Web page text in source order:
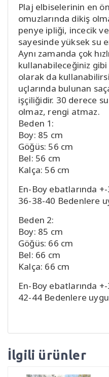
Plaj elbiselerinin en
omuzlarında dikiş
penye ipliği, incecik
sayesinde yüksek su
Aynı zamanda çok
kullanabileceğiniz gibi
olarak da
uçlarında bulunan
işçiliğidir. 30 derece
olmaz, rengi atmaz.
Beden 1:
Boy: 85 cm
Göğüs: 56 cm
Bel: 56 cm
Kalça: 56 cm
En-Boy ebatlarında
36-38-40 Bedenlere
Beden 2:
Boy: 85 cm
Göğüs: 66 cm
Bel: 66 cm
Kalça: 66 cm
En-Boy ebatlarında
42-44 Bedenlere
İlgili ürünler